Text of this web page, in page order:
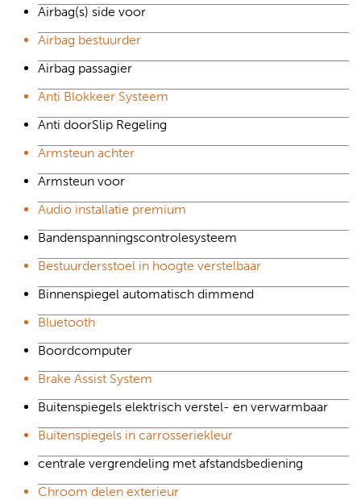
Airbag(s) side voor
Airbag bestuurder
Airbag passagier
Anti Blokkeer Systeem
Anti doorSlip Regeling
Armsteun achter
Armsteun voor
Audio installatie premium
Bandenspanningscontrolesysteem
Bestuurdersstoel in hoogte verstelbaar
Binnenspiegel automatisch dimmend
Bluetooth
Boordcomputer
Brake Assist System
Buitenspiegels elektrisch verstel- en verwarmbaar
Buitenspiegels in carrosseriekleur
centrale vergrendeling met afstandsbediening
Chroom delen exterieur